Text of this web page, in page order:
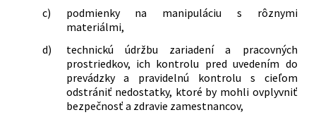
c)
podmienky na manipuláciu s rôznymi
materiálmi,
d)
technickú údržbu zariadení a pracovných
prostriedkov, ich kontrolu pred uvedením do
prevádzky a pravidelnú kontrolu s cieľom
odstrániť nedostatky, ktoré by mohli ovplyvniť
bezpečnosť a zdravie zamestnancov,